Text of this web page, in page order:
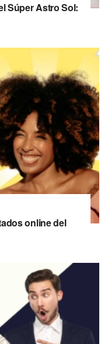
Súper Astro Sol:
online del